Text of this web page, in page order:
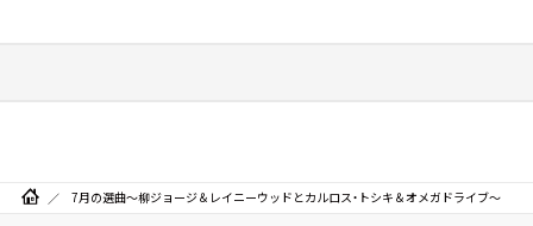
7月の選曲～柳ジョージ＆レイニーウッドとカルロス・トシキ＆オメガドライブ～